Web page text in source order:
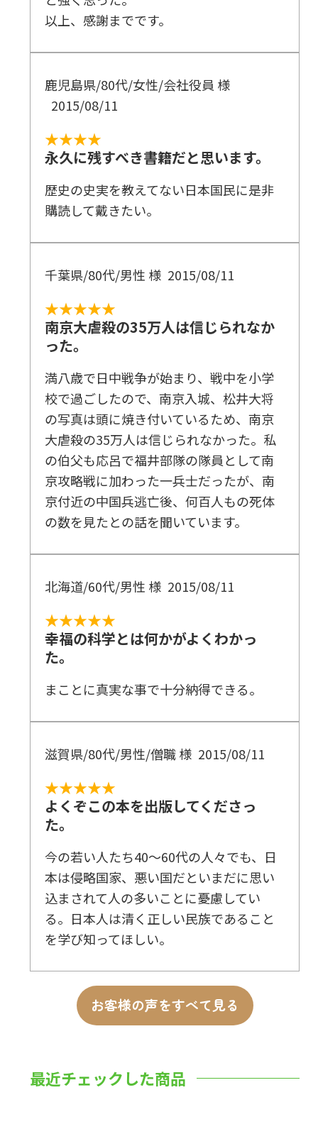
以上、感謝までです。
鹿児島県/80代/女性/会社役員 様
2015/08/11
★★★★
永久に残すべき書籍だと思います。
歴史の史実を教えてない日本国民に是非
購読して戴きたい。
千葉県/80代/男性 様 2015/08/11
★★★★★
南京大虐殺の35万人は信じられなか
った。
満八歳で日中戦争が始まり、戦中を小学
校で過ごしたので、南京入城、松井大将
の写真は頭に焼き付いているため、南京
大虐殺の35万人は信じられなかった。私
の伯父も応呂で福井部隊の隊員として南
京攻略戦に加わった一兵士だったが、南
京付近の中国兵逃亡後、何百人もの死体
の数を見たとの話を聞いています。
北海道/60代/男性 様 2015/08/11
★★★★★
幸福の科学とは何かがよくわかっ
た。
まことに真実な事で十分納得できる。
滋賀県/80代/男性/僧職 様 2015/08/11
★★★★★
よくぞこの本を出版してくださっ
た。
今の若い人たち40～60代の人々でも、日
本は侵略国家、悪い国だといまだに思い
込まされて人の多いことに憂慮してい
る。日本人は清く正しい民族であること
を学び知ってほしい。
お客様の声をすべて見る
最近チェックした商品